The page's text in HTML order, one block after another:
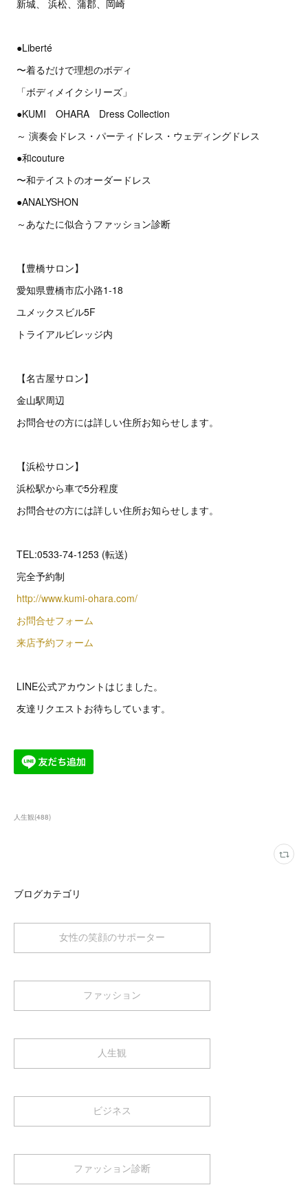
新城、 浜松、蒲郡、岡崎
●Liberté
〜着るだけで理想のボディ
「ボディメイクシリーズ」
●KUMI OHARA Dress Collection
～ 演奏会ドレス・パーティドレス・ウェディングドレス
●和couture
〜和テイストのオーダードレス
●ANALYSHON
～あなたに似合うファッション診断
【豊橋サロン】
愛知県豊橋市広小路1-18
ユメックスビル5F
トライアルビレッジ内
【名古屋サロン】
金山駅周辺
お問合せの方には詳しい住所お知らせします。
【浜松サロン】
浜松駅から車で5分程度
お問合せの方には詳しい住所お知らせします。
TEL:0533-74-1253 (転送)
完全予約制
http://www.kumi-ohara.com/
お問合せフォーム
来店予約フォーム
LINE公式アカウントはじました。
友達リクエストお待ちしています。
人生観(488)
ブログカテゴリ
女性の笑顔のサポーター
ファッション
人生観
ビジネス
ファッション診断